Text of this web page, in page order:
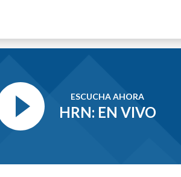
ESCUCHA AHORA
HRN: EN VIVO